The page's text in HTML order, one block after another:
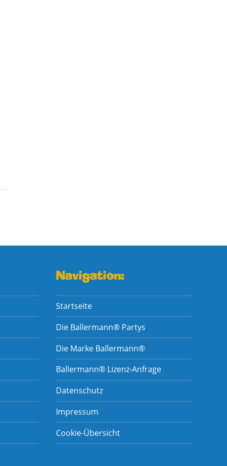
Navigation:
Startseite
Die Ballermann® Partys
Die Marke Ballermann®
Ballermann® Lizenz-Anfrage
Datenschutz
Impressum
Cookie-Übersicht